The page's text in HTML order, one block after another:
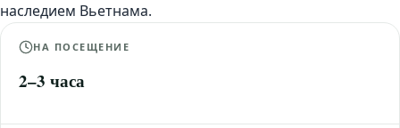
наследием Вьетнама.
НА ПОСЕЩЕНИЕ
2–3 часа